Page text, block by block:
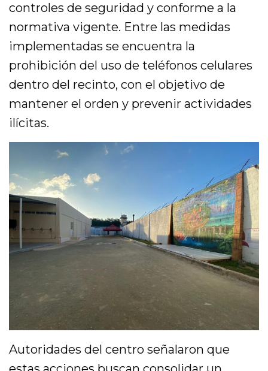
controles de seguridad y conforme a la
normativa vigente. Entre las medidas
implementadas se encuentra la
prohibición del uso de teléfonos celulares
dentro del recinto, con el objetivo de
mantener el orden y prevenir actividades
ilícitas.
Autoridades del centro señalaron que